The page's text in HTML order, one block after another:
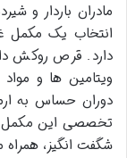
مادران باردار و
انتخاب یک مکمل
دارد. قرص روکش
ویتامین ها و
دوران حساس به
تخصصی این مکمل
شگفت انگیز،